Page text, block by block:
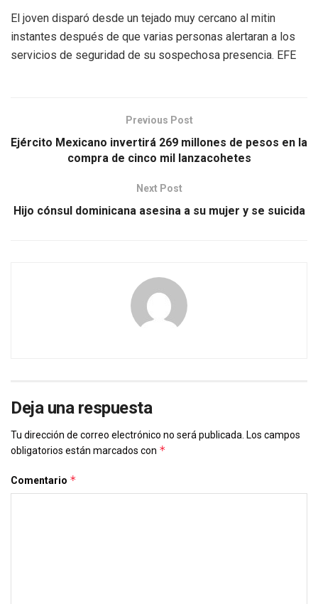
El joven disparó desde un tejado muy cercano al mitin
instantes después de que varias personas alertaran a los
servicios de seguridad de su sospechosa presencia. EFE
Previous Post
Ejército Mexicano invertirá 269 millones de pesos en la
compra de cinco mil lanzacohetes
Next Post
Hijo cónsul dominicana asesina a su mujer y se suicida
Deja una respuesta
Tu dirección de correo electrónico no será publicada. Los campos
obligatorios están marcados con *
Comentario *